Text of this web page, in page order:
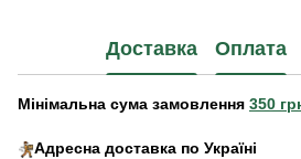
Доставка Оплата
Мінімальна сума замовлення 350
Адресна доставка по Україні